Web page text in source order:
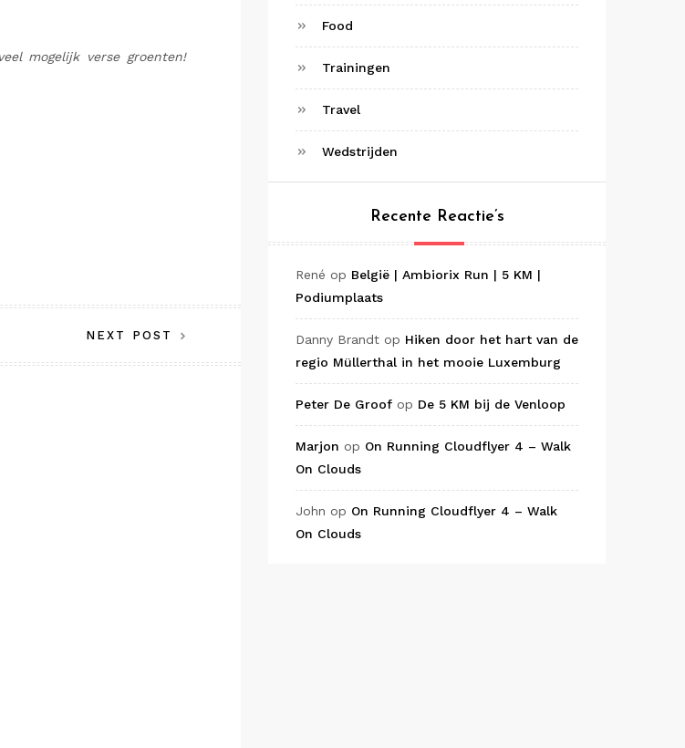
mogelijk verse groenten!
NEXT POST
Food
Trainingen
Travel
Wedstrijden
Recente Reactie’s
René op België | Ambiorix Run | 5 KM |
Podiumplaats
Danny Brandt op Hiken door het hart van de
regio Müllerthal in het mooie Luxemburg
Peter De Groof op De 5 KM bij de Venloop
Marjon op On Running Cloudflyer 4 – Walk
On Clouds
John op On Running Cloudflyer 4 – Walk
On Clouds